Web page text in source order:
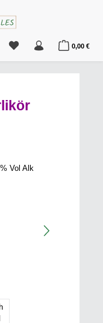
Du hast 0 Produkte
0,00 €